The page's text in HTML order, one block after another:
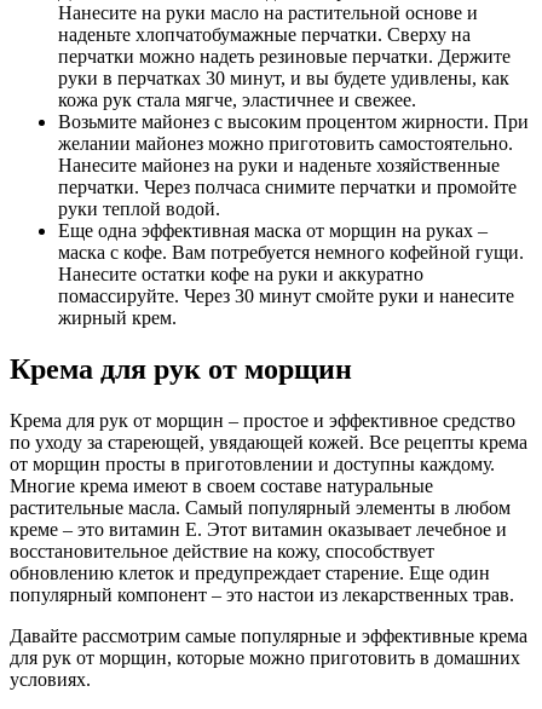
Нанесите на руки масло на растительной основе и
наденьте хлопчатобумажные перчатки. Сверху на
перчатки можно надеть резиновые перчатки. Держите
руки в перчатках 30 минут, и вы будете удивлены, как
кожа рук стала мягче, эластичнее и свежее.
Возьмите майонез с высоким процентом жирности. При
желании майонез можно приготовить самостоятельно.
Нанесите майонез на руки и наденьте хозяйственные
перчатки. Через полчаса снимите перчатки и промойте
руки теплой водой.
Еще одна эффективная маска от морщин на руках –
маска с кофе. Вам потребуется немного кофейной гущи.
Нанесите остатки кофе на руки и аккуратно
помассируйте. Через 30 минут смойте руки и нанесите
жирный крем.
Крема для рук от морщин
Крема для рук от морщин – простое и эффективное средство
по уходу за стареющей, увядающей кожей. Все рецепты крема
от морщин просты в приготовлении и доступны каждому.
Многие крема имеют в своем составе натуральные
растительные масла. Самый популярный элементы в любом
креме – это витамин Е. Этот витамин оказывает лечебное и
восстановительное действие на кожу, способствует
обновлению клеток и предупреждает старение. Еще один
популярный компонент – это настои из лекарственных трав.
Давайте рассмотрим самые популярные и эффективные крема
для рук от морщин, которые можно приготовить в домашних
условиях.